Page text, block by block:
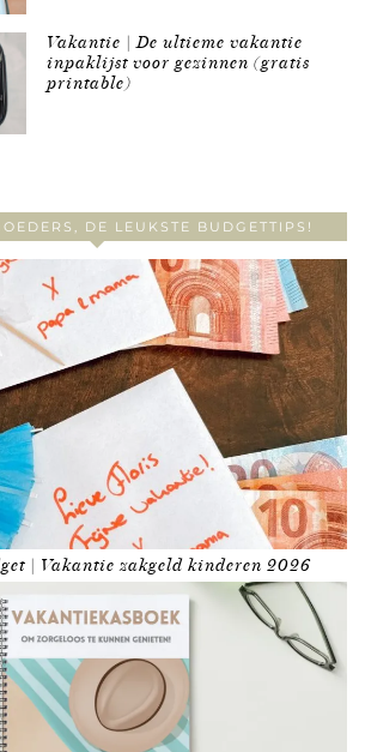
Vakantie | De ultieme vakantie
inpaklijst voor gezinnen (gratis
printable)
DE LEUKSTE BUDGETTIPS!
| Vakantie zakgeld kinderen 2026